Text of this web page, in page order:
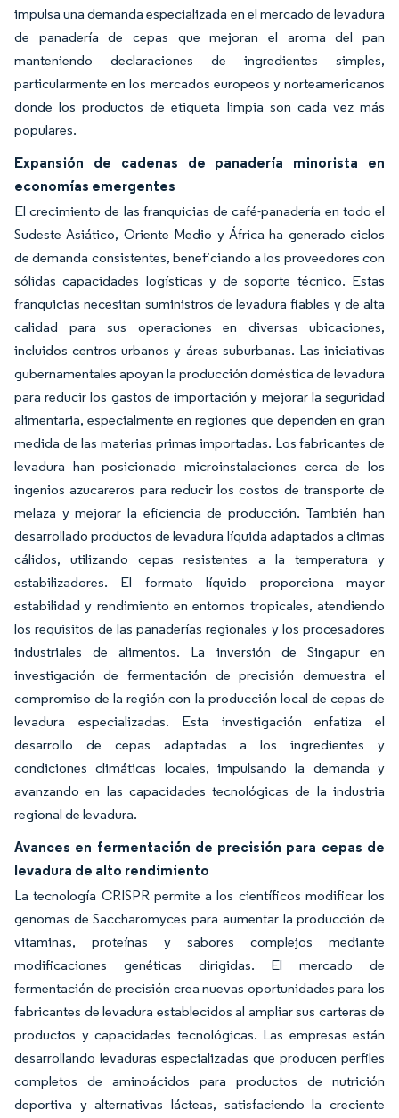
impulsa una demanda especializada en el mercado de levadura
de panadería de cepas que mejoran el aroma del pan
manteniendo declaraciones de ingredientes simples,
particularmente en los mercados europeos y norteamericanos
donde los productos de etiqueta limpia son cada vez más
populares.
Expansión de cadenas de panadería minorista en
economías emergentes
El crecimiento de las franquicias de café-panadería en todo el
Sudeste Asiático, Oriente Medio y África ha generado ciclos
de demanda consistentes, beneficiando a los proveedores con
sólidas capacidades logísticas y de soporte técnico. Estas
franquicias necesitan suministros de levadura fiables y de alta
calidad para sus operaciones en diversas ubicaciones,
incluidos centros urbanos y áreas suburbanas. Las iniciativas
gubernamentales apoyan la producción doméstica de levadura
para reducir los gastos de importación y mejorar la seguridad
alimentaria, especialmente en regiones que dependen en gran
medida de las materias primas importadas. Los fabricantes de
levadura han posicionado microinstalaciones cerca de los
ingenios azucareros para reducir los costos de transporte de
melaza y mejorar la eficiencia de producción. También han
desarrollado productos de levadura líquida adaptados a climas
cálidos, utilizando cepas resistentes a la temperatura y
estabilizadores. El formato líquido proporciona mayor
estabilidad y rendimiento en entornos tropicales, atendiendo
los requisitos de las panaderías regionales y los procesadores
industriales de alimentos. La inversión de Singapur en
investigación de fermentación de precisión demuestra el
compromiso de la región con la producción local de cepas de
levadura especializadas. Esta investigación enfatiza el
desarrollo de cepas adaptadas a los ingredientes y
condiciones climáticas locales, impulsando la demanda y
avanzando en las capacidades tecnológicas de la industria
regional de levadura.
Avances en fermentación de precisión para cepas de
levadura de alto rendimiento
La tecnología CRISPR permite a los científicos modificar los
genomas de Saccharomyces para aumentar la producción de
vitaminas, proteínas y sabores complejos mediante
modificaciones genéticas dirigidas. El mercado de
fermentación de precisión crea nuevas oportunidades para los
fabricantes de levadura establecidos al ampliar sus carteras de
productos y capacidades tecnológicas. Las empresas están
desarrollando levaduras especializadas que producen perfiles
completos de aminoácidos para productos de nutrición
deportiva y alternativas lácteas, satisfaciendo la creciente